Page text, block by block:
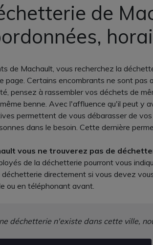
de
de Machault, vous recherchez la
page. Certains encombrants ne sont pas
pensez à rassembler vos déchets de
benne. Avec l'affluence qu'il peut y
permettent de vous débarasser de
dans le besoin. Cette dernière
vous ne trouverez pas de
de la déchetterie pourront vous
déchetterie directement si vous devez
ou en téléphonant avant.
déchetterie n'existe dans cette ville,